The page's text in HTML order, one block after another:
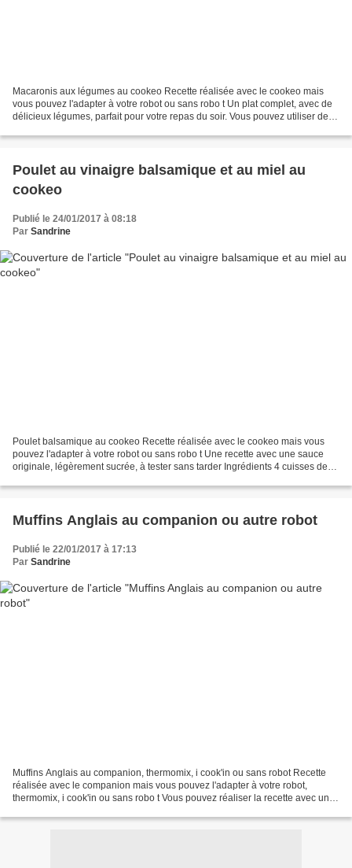
Macaronis aux légumes au cookeo Recette réalisée avec le cookeo mais
vous pouvez l'adapter à votre robot ou sans robo t Un plat complet, avec de
délicieux légumes, parfait pour votre repas du soir. Vous pouvez utiliser des
Poulet au vinaigre balsamique et au miel au
cookeo
Publié le 24/01/2017 à 08:18
Par Sandrine
Poulet balsamique au cookeo Recette réalisée avec le cookeo mais vous
pouvez l'adapter à votre robot ou sans robo t Une recette avec une sauce
originale, légèrement sucrée, à tester sans tarder Ingrédients 4 cuisses de
Muffins Anglais au companion ou autre robot
Publié le 22/01/2017 à 17:13
Par Sandrine
Muffins Anglais au companion, thermomix, i cook'in ou sans robot Recette
réalisée avec le companion mais vous pouvez l'adapter à votre robot,
thermomix, i cook'in ou sans robo t Vous pouvez réaliser la recette avec un